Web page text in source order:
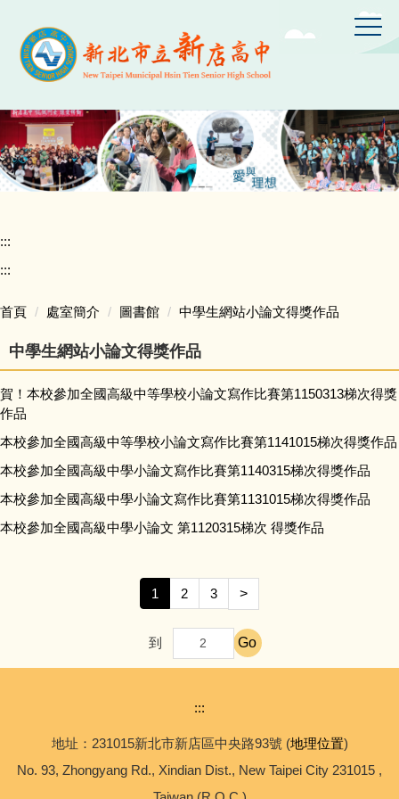
主
容
區
:::
:::
首頁 處室簡介 圖書館 中學生網站小論文得獎作品
中學生網站小論文得獎作品
賀！本校參加全國高級中等學校小論文寫作比賽第1150313梯次得獎
作品
本校參加全國高級中等學校小論文寫作比賽第1141015梯次得獎作品
本校參加全國高級中學小論文寫作比賽第1140315梯次得獎作品
本校參加全國高級中學小論文寫作比賽第1131015梯次得獎作品
本校參加全國高級中學小論文 第1120315梯次 得獎作品
1 2 3 >
到 Go
:::
地址：231015新北市新店區中央路93號 (地理位置)
No. 93, Zhongyang Rd., Xindian Dist., New Taipei City 231015 ,